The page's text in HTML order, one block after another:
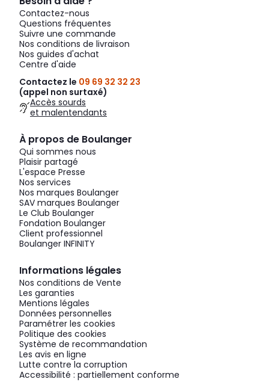
Contactez-nous
Questions fréquentes
Suivre une commande
Nos conditions de livraison
Nos guides d'achat
Centre d'aide
Contactez le 09 69 32 32 23
(appel non surtaxé)
Accès sourds
et malentendants
À propos de Boulanger
Qui sommes nous
Plaisir partagé
L'espace Presse
Nos services
Nos marques Boulanger
SAV marques Boulanger
Le Club Boulanger
Fondation Boulanger
Client professionnel
Boulanger INFINITY
Informations légales
Nos conditions de Vente
Les garanties
Mentions légales
Données personnelles
Paramétrer les cookies
Politique des cookies
Système de recommandation
Les avis en ligne
Lutte contre la corruption
Accessibilité : partiellement conforme